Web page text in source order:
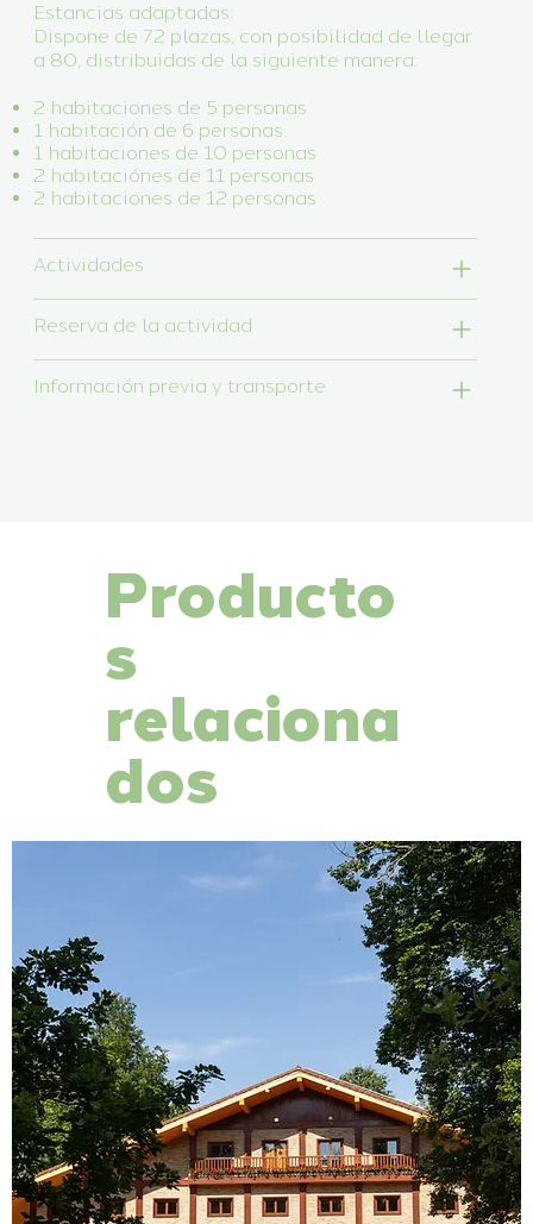
Estancias adaptadas:​
​Dispone de 72 plazas, con posibilidad de llegar
a 80, distribuidas de la siguiente manera:
2 habitaciones de 5 personas
1 habitación de 6 personas
1 habitaciones de 10 personas
2 habitaciónes de 11 personas
2 habitaciones de 12 personas
Actividades
Reserva de la actividad
Información previa y transporte
Producto
s
relaciona
dos